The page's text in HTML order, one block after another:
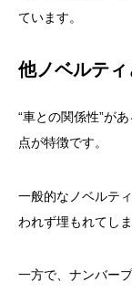
ています。
他ノベルテ
“車との関係性”が
点が特徴です。
一般的なノベルテ
われず埋もれてし
一方で、ナンバー